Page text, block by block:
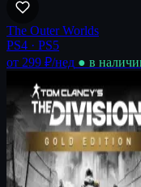
The Outer Worlds
PS4 · PS5
от 299 ₽/нед ● в